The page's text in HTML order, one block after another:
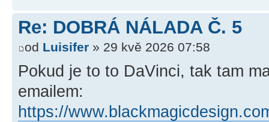
Re: DOBRÁ NÁLADA Č. 5
od Luisifer » 29 kvě 2026 07:58
Pokud je to to DaVinci, tak tam
emailem:
https://